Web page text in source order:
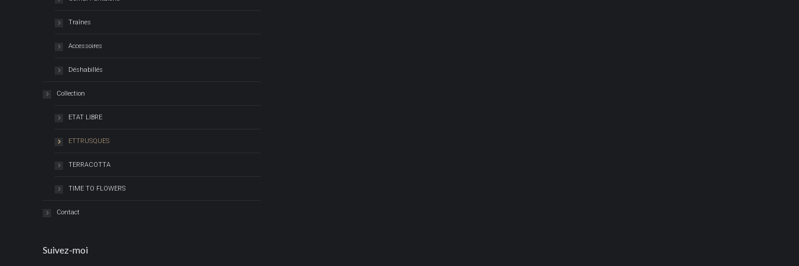
Traînes
Accessoires
Déshabillés
Collection
ETAT LIBRE
ETTRUSQUES
TERRACOTTA
TIME TO FLOWERS
Contact
Suivez-moi